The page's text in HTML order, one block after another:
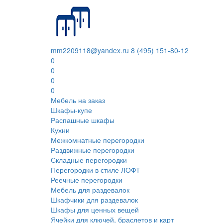
mm2209118@yandex.ru 8 (495) 151-80-12
0
0
0
0
Мебель на заказ
Шкафы-купе
Распашные шкафы
Кухни
Межкомнатные перегородки
Раздвижные перегородки
Складные перегородки
Перегородки в стиле ЛОФТ
Реечные перегородки
Мебель для раздевалок
Шкафчики для раздевалок
Шкафы для ценных вещей
Ячейки для ключей, браслетов и карт